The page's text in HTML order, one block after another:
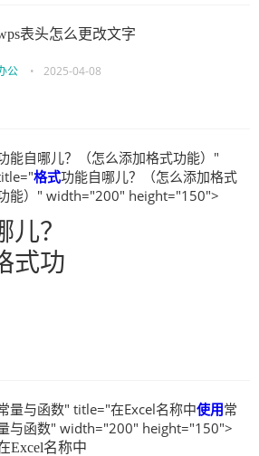
表头怎么更改文字
公 • 2025-04-08
能自哪儿？（怎么添加格式功能）"
格式功能自哪儿？（怎么添加格式
能）" width="200" height="150">
？
式功
量与函数" title="在Excel名称中使用常
与函数" width="200" height="150">
Excel名称中